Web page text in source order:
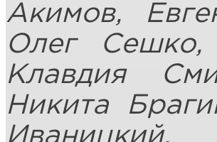
Акимов,
Олег Сешко,
Клавдия
Никита